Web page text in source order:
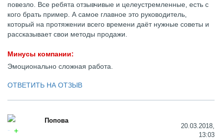
повезло. Все ребята отзывчивые и целеустремленные, есть с
кого брать пример. А самое главное это руководитель,
который на протяжении всего времени даёт нужные советы и
рассказывает свои методы продажи.
Минусы компании:
Эмоционально сложная работа.
ОТВЕТИТЬ НА ОТЗЫВ
Попова
20.03.2018,
13:03